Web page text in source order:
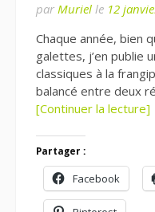
par Muriel le 12
Chaque année, bien
galettes, j’en publie
classiques à la
balancé entre deux
[Continuer la lecture]
Partager :
Facebook